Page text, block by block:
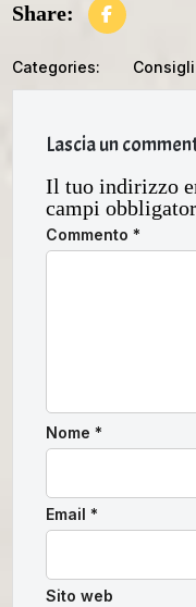
Share:
Categories:
Lascia un
Il tuo indirizzo
campi
Commento*
Nome*
Email*
Sito web